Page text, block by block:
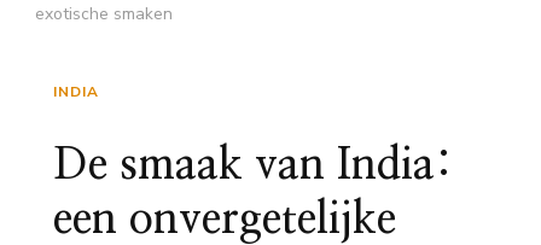
exotische smaken
INDIA
De smaak van India:
een onvergetelijke